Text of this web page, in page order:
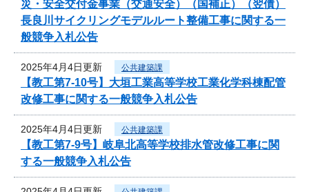
災・安全交付金事業（交通安全）（国補正）（翌債）
長良川サイクリングモデルルート整備工事に関する一
般競争入札公告
2025年4月4日更新 公共建築課
【教工第7-10号】大垣工業高等学校工業化学科棟配管
改修工事に関する一般競争入札公告
2025年4月4日更新 公共建築課
【教工第7-9号】岐阜北高等学校排水管改修工事に関
する一般競争入札公告